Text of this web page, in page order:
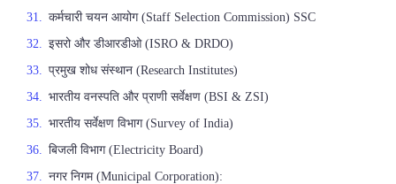
कर्मचारी चयन आयोग (Staff Selection Commission) SSC
इसरो और डीआरडीओ (ISRO & DRDO)
प्रमुख शोध संस्थान (Research Institutes)
भारतीय वनस्पति और प्राणी सर्वेक्षण (BSI & ZSI)
भारतीय सर्वेक्षण विभाग (Survey of India)
बिजली विभाग (Electricity Board)
नगर निगम (Municipal Corporation):